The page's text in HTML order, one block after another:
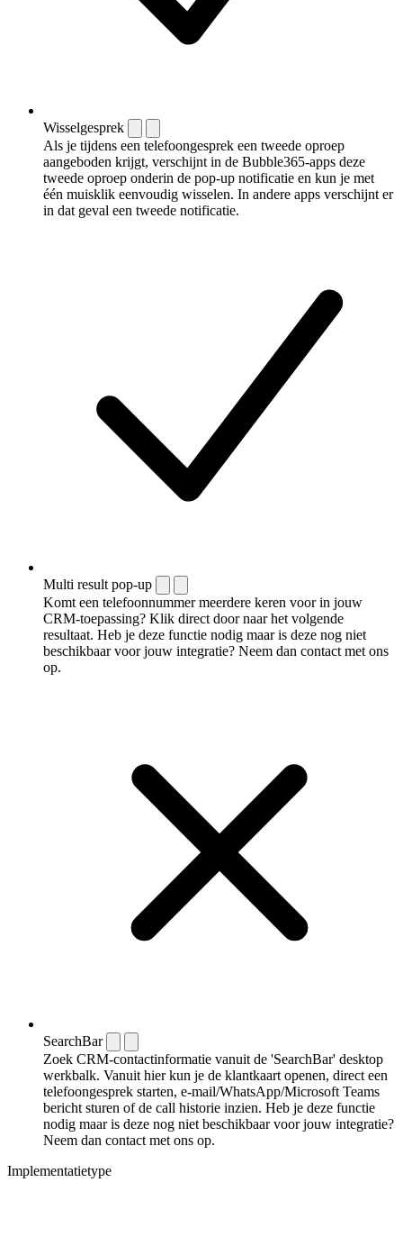
Wisselgesprek
Als je tijdens een telefoongesprek een tweede oproep
aangeboden krijgt, verschijnt in de Bubble365-apps deze
tweede oproep onderin de pop-up notificatie en kun je met
één muisklik eenvoudig wisselen. In andere apps verschijnt er
in dat geval een tweede notificatie.
Multi result pop-up
Komt een telefoonnummer meerdere keren voor in jouw
CRM-toepassing? Klik direct door naar het volgende
resultaat. Heb je deze functie nodig maar is deze nog niet
beschikbaar voor jouw integratie? Neem dan contact met ons
op.
SearchBar
Zoek CRM-contactinformatie vanuit de 'SearchBar' desktop
werkbalk. Vanuit hier kun je de klantkaart openen, direct een
telefoongesprek starten, e-mail/WhatsApp/Microsoft Teams
bericht sturen of de call historie inzien. Heb je deze functie
nodig maar is deze nog niet beschikbaar voor jouw integratie?
Neem dan contact met ons op.
Implementatietype